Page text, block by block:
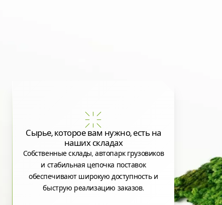
Сырье, которое вам нужно, есть на
наших складах
Собственные склады, автопарк грузовиков
и стабильная цепочка поставок
обеспечивают широкую доступность и
быструю реализацию заказов.